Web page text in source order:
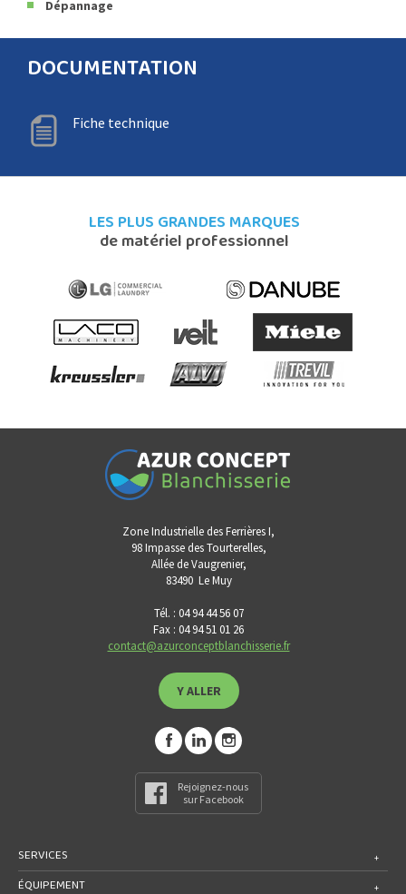
Dépannage
DOCUMENTATION
Fiche technique
LES PLUS GRANDES MARQUES
de matériel professionnel
Zone Industrielle des Ferrières I,
98 Impasse des Tourterelles,
Allée de Vaugrenier,
83490 Le Muy
Tél. : 04 94 44 56 07
Fax : 04 94 51 01 26
contact@azurconceptblanchisserie.fr
Y ALLER
Rejoignez-nous
sur Facebook
SERVICES
ÉQUIPEMENT